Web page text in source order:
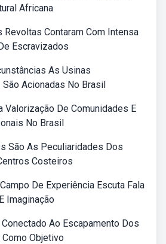
Africana
Revoltas Contaram Com Intensa
Escravizados
As Usinas
Acionadas No Brasil
Valorização De Comunidades E
No Brasil
São As Peculiaridades Dos
Costeiros
De Experiência Escuta Fala
Imaginação
Ao Escapamento Dos
Objetivo